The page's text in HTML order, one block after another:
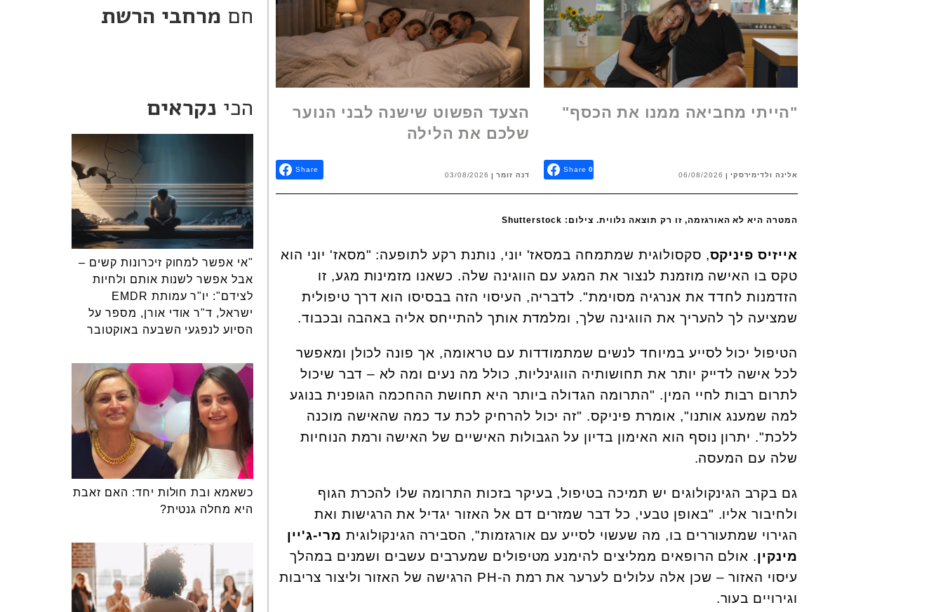
"הייתי מחביאה ממנו את הכסף"
אלינה ולדימירסקי 06/08/2026
Share 0
הצעד הפשוט שישנה לבני הנוער
שלכם את הלילה
דנה זומר 03/08/2026
Share
המטרה היא לא האורגזמה, זו רק תוצאה נלווית. צילום: Shutterstock
אייזיס פיניקס, סקסולוגית שמתמחה במסאז' יוני, נותנת רקע לתופעה: "מסאז' יוני הוא
טקס בו האישה מוזמנת לנצור את המגע עם הווגינה שלה. כשאנו מזמינות מגע, זו
הזדמנות לחדד את אנרגיה מסוימת". לדבריה, העיסוי הזה בבסיסו הוא דרך טיפולית
שמציעה לך להעריך את הווגינה שלך, ומלמדת אותך להתייחס אליה באהבה ובכבוד.
הטיפול יכול לסייע במיוחד לנשים שמתמודדות עם טראומה, אך פונה לכולן ומאפשר
לכל אישה לדייק יותר את תחושותיה הווגינליות, כולל מה נעים ומה לא – דבר שיכול
לתרום רבות לחיי המין. "התרומה הגדולה ביותר היא תחושת ההחכמה הגופנית בנוגע
למה שמענג אותנו", אומרת פיניקס. "זה יכול להרחיק לכת עד כמה שהאישה מוכנה
ללכת". יתרון נוסף הוא האימון בדיון על הגבולות האישיים של האישה ורמת הנוחיות
שלה עם המעסה.
גם בקרב הגינקולוגים יש תמיכה בטיפול, בעיקר בזכות התרומה שלו להכרת הגוף
ולחיבור אליו. "באופן טבעי, כל דבר שמזרים דם אל האזור יגדיל את הרגישות ואת
הגירוי שמתעוררים בו, מה שעשוי לסייע עם אורגזמות", הסבירה הגינקולוגית מרי-ג'יין
מינקין. אולם הרופאים ממליצים להימנע מטיפולים שמערבים עשבים ושמנים במהלך
עיסוי האזור – שכן אלה עלולים לערער את רמת ה-PH הרגישה של האזור וליצור צריבות
וגירויים בעור.
חם מרחבי הרשת
הכי נקראים
"אי אפשר למחוק זיכרונות קשים –
אבל אפשר לשנות אותם ולחיות
לצידם": יו"ר עמותת EMDR
ישראל, ד"ר אודי אורן, מספר על
הסיוע לנפגעי השבעה באוקטובר
כשאמא ובת חולות יחד: האם זאבת
היא מחלה גנטית?